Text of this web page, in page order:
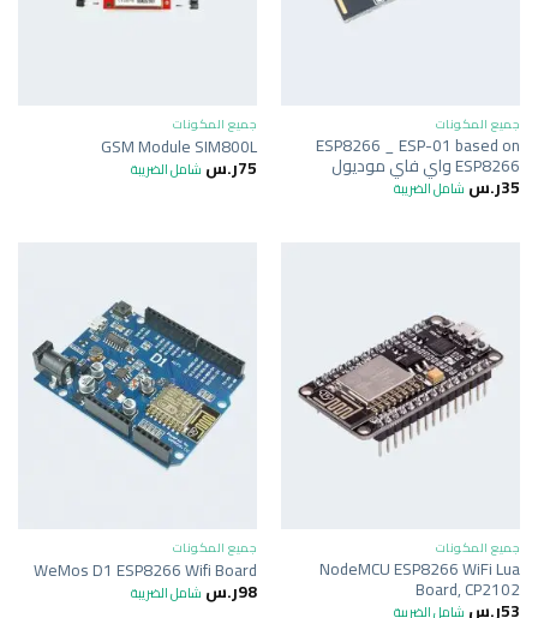
جميع المكونات
ESP8266 _ ESP-01 based on
ESP8266 واي فاي موديول
35ر.س شامل الضريبة
جميع المكونات
GSM Module SIM800L
75ر.س شامل الضريبة
جميع المكونات
NodeMCU ESP8266 WiFi Lua
Board, CP2102
53ر.س شامل الضريبة
جميع المكونات
WeMos D1 ESP8266 Wifi Board
98ر.س شامل الضريبة